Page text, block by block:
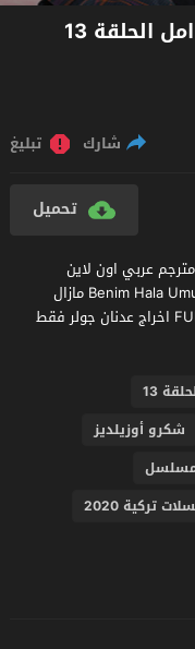
مشاهدة مسلسل مازال لدي امل الحلقة 13
شارك تبليغ
تحميل
مشاهدة مسلسل مازال لدي امل الحلقة 13 مترجم عربي اون لاين
مشاهدة و تحميل مباشر مسلسل Benim Hala Umudum Var مازال
لدي امل حلقة 13 كاملة بجودة عالية FULL HD اخراج عدنان جولر فقط
13
شكرو أوزيلديز
تركية 2020